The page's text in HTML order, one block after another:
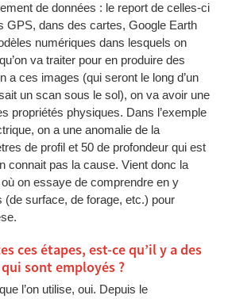
de données : le report de celles-ci
GPS, dans des cartes, Google Earth
numériques dans lesquels on
va traiter pour en produire des
a ces images (qui seront le long d’un
un scan sous le sol), on va avoir une
propriétés physiques. Dans l’exemple
on a une anomalie de la
de profil et 50 de profondeur qui est
connait pas la cause. Vient donc la
où on essaye de comprendre en y
(de surface, de forage, etc.) pour
ces étapes, est-ce qu’il y a des
sont employés ?
l’on utilise, oui. Depuis le